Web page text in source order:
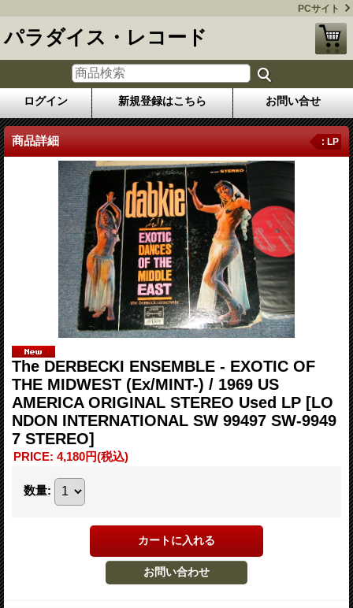
PCサイト
パラダイス・レコード
ログイン 新規登録はこちら お問い合せ
商品詳細 : LP
The DERBECKI ENSEMBLE - EXOTIC OF
THE MIDWEST (Ex/MINT-) / 1969 US
AMERICA ORIGINAL STEREO Used LP [LO
NDON INTERNATIONAL SW 99497 SW-9949
7 STEREO]
PRICE: 4,180円(税込)
数量: